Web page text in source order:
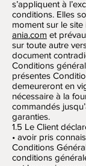
s’appliquent à
conditions. Elles
moment sur le site
ania.com et
sur toute autre
document
Conditions
présentes
demeureront en
nécessaire à la
commandés
garanties.
1.5 Le Client
• avoir pris
Conditions
conditions